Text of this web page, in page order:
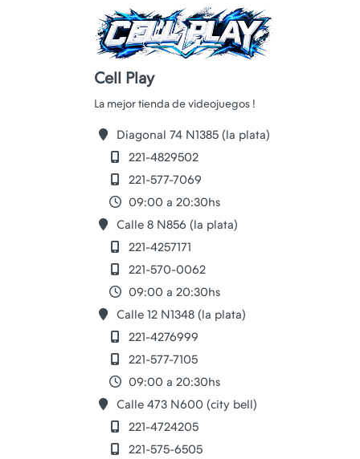
Cell Play
Diagonal 74 N1385 (la plata)
221-4829502
221-577-7069
09:00 a 20:30hs
Calle 8 N856 (la plata)
221-4257171
221-570-0062
09:00 a 20:30hs
Calle 12 N1348 (la plata)
221-4276999
221-577-7105
09:00 a 20:30hs
Calle 473 N600 (city bell)
221-4724205
221-575-6505